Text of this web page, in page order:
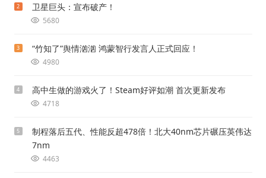
2 卫星巨头：宣布破产！
5680
3 “竹知了”舆情汹汹 鸿蒙智行发言人正式回应！
4980
4 高中生做的游戏火了！Steam好评如潮 首次更新发布
4718
5
制程落后五代、性能反超478倍！北大40nm芯片碾压英伟达
7nm
4463